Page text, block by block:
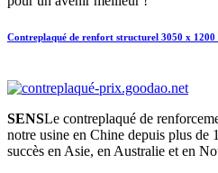
Contreplaqué de renfort structurel 3050 x 1200
SENSLe contreplaqué de
notre usine en Chine depuis plus de
succès en Asie, en Australie et en